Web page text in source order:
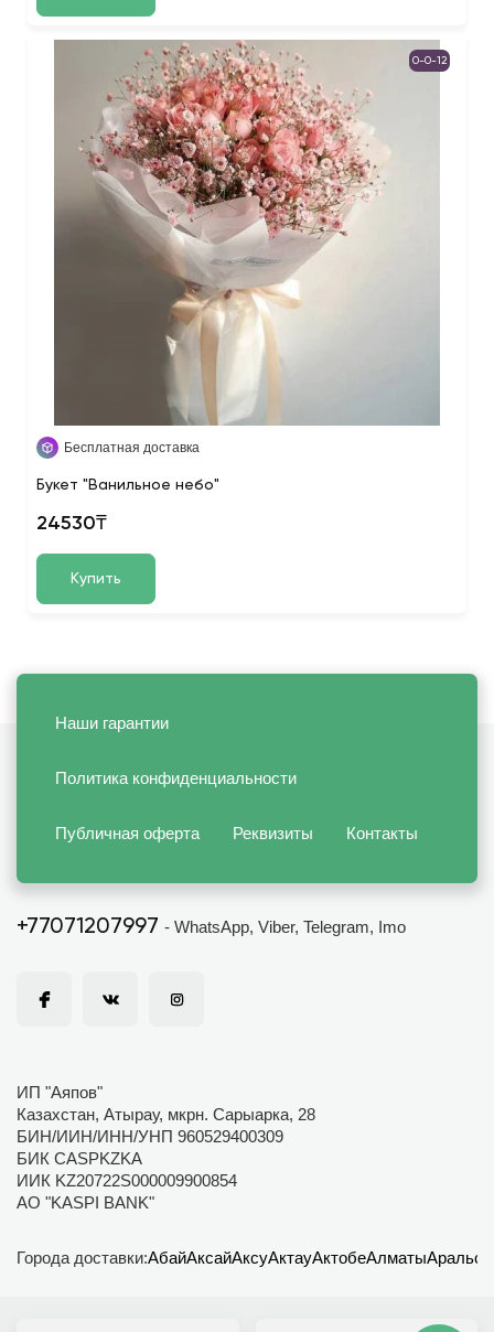
0-0-12
Бесплатная доставка
Букет "Ванильное небо"
24530₸
Купить
Наши гарантии
Политика конфиденциальности
Публичная оферта Реквизиты Контакты
+77071207997 - WhatsApp, Viber, Telegram, Imo
ИП "Аяпов"
Казахстан, Атырау, мкрн. Сарыарка, 28
БИН/ИИН/ИНН/УНП 960529400309
БИК CASPKZKA
ИИК KZ20722S000009900854
АО "KASPI BANK"
Города доставки:АбайАксайАксуАктауАктобеАлматыАральск